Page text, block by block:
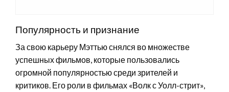
Популярность и признание
За свою карьеру Мэттью снялся во множестве
успешных фильмов, которые пользовались
огромной популярностью среди зрителей и
критиков. Его роли в фильмах «Волк с Уолл-стрит»,